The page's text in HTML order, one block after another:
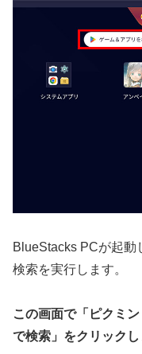
BlueStacks PCが起動
検索を実行します。
この画面で「ピクミ
で検索」をクリックし